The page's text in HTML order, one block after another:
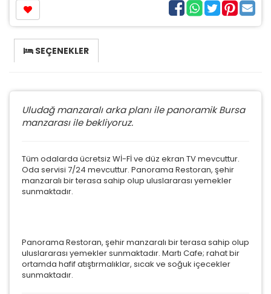
SEÇENEKLER
Uludağ manzaralı arka planı ile panoramik Bursa
manzarası ile bekliyoruz.
Tüm odalarda ücretsiz Wİ-Fİ ve düz ekran TV mevcuttur.
Oda servisi 7/24 mevcuttur. Panorama Restoran, şehir
manzaralı bir terasa sahip olup uluslararası yemekler
sunmaktadır.
Panorama Restoran, şehir manzaralı bir terasa sahip olup
uluslararası yemekler sunmaktadır. Martı Cafe; rahat bir
ortamda hafif atıştırmalıklar, sıcak ve soğuk içecekler
sunmaktadır.